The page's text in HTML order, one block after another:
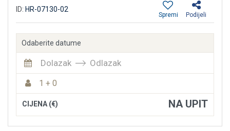
ID: HR-07130-02
Podijeli
Spremi
Odaberite datume
Dolazak Odlazak
1 + 0
CIJENA (€) NA UPIT